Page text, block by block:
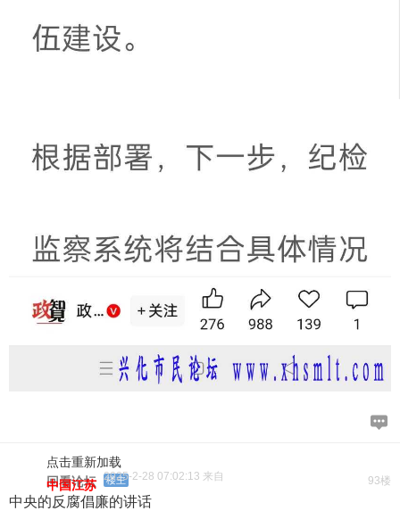
点击重新加载
93楼
回看论坛 楼主
2025-2-28 07:02:13 来自
中国江苏
中央的反腐倡廉的讲话